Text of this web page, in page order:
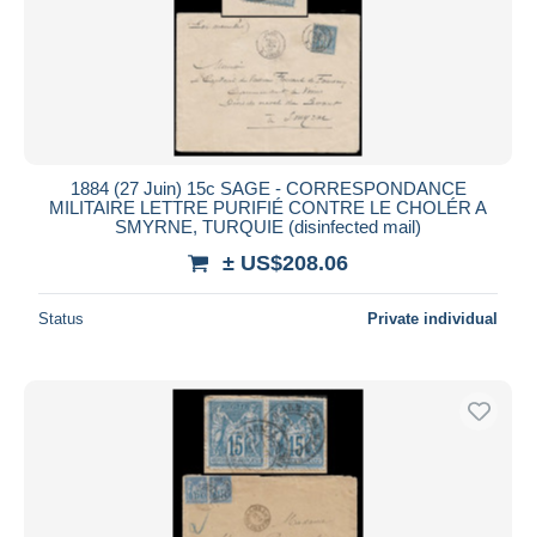
1884 (27 Juin) 15c SAGE - CORRESPONDANCE
MILITAIRE LETTRE PURIFIÉ CONTRE LE CHOLÉR A
SMYRNE, TURQUIE (disinfected mail)
± US$208.06
Status Private individual